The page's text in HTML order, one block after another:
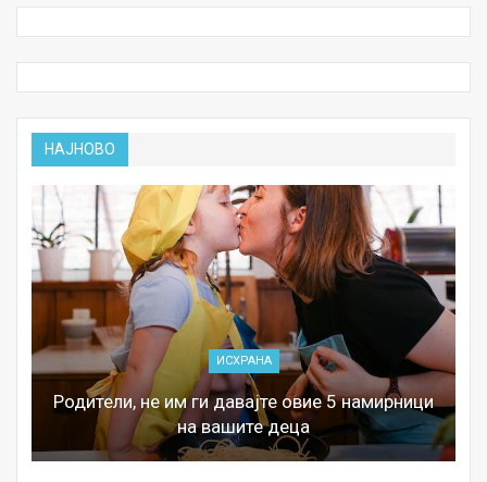
НАЈНОВО
ИСХРАНА
Родители, не им ги давајте овие 5 намирници
на вашите деца